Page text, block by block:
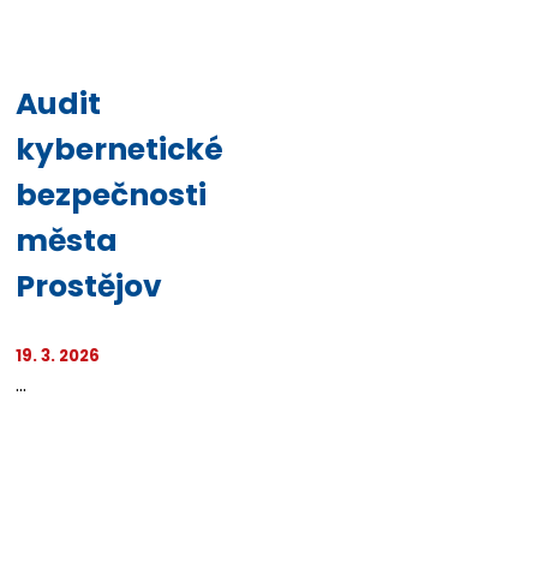
Audit
kybernetické
bezpečnosti
města
Prostějov
19. 3. 2026
...